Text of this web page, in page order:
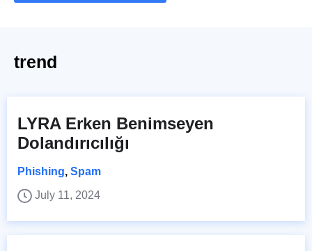
trend
LYRA Erken Benimseyen
Dolandırıcılığı
Phishing, Spam
July 11, 2024